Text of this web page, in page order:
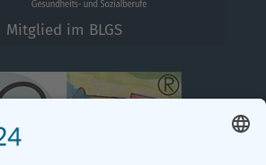
Mitglied im BLGS